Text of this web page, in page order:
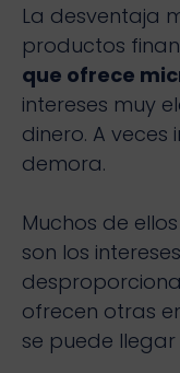
La desventaja
productos
que ofrece
intereses muy
dinero. A veces
demora.
Muchos de
son los
ofrecen otras
se puede